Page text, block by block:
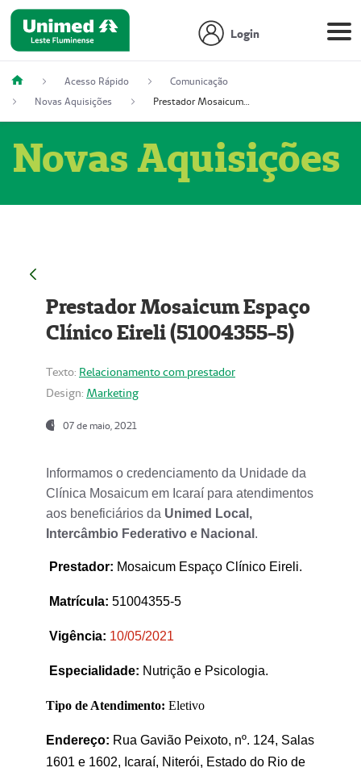
Login
Acesso Rápido
Comunicação
Novas Aquisições
Prestador Mosaicum Espaço Clínico Eireli (51004355-5)
Novas Aquisições
Prestador Mosaicum Espaço
Clínico Eireli (51004355-5)
Texto: Relacionamento com prestador
Design: Marketing
07 de maio, 2021
Informamos o credenciamento da Unidade da
Clínica Mosaicum em Icaraí para atendimentos
aos beneficiários da Unimed Local,
Intercâmbio Federativo e Nacional .
Prestador: Mosaicum Espaço Clínico Eireli.
Matrícula: 51004355-5
Vigência: 10/05/2021
Especialidade: Nutrição e Psicologia.
Tipo de Atendimento: Eletivo
Endereço: Rua Gavião Peixoto, nº. 124, Salas
1601 e 1602, Icaraí, Niterói, Estado do Rio de